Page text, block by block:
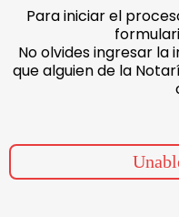
Para iniciar el
No olvides ingresar
que alguien de la